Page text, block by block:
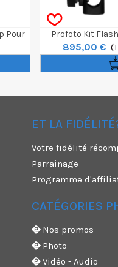
Pour
Profoto Kit
895,00 €
ET LA
Votre fidélité
Parrainage
Programme
CATÉGORIES
Nos promos
Photo
Vidéo - Audio